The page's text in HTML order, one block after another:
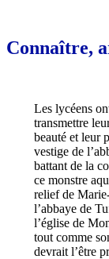
Connaître,
Les lycéens
transmettre
beauté et leur
vestige de
battant de la
ce monstre
relief de
l’abbaye de
l’église de
tout comme
devrait l’être